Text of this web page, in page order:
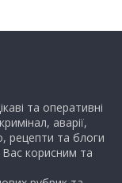
та оперативні
аварії,
рецепти та блоги
корисним та